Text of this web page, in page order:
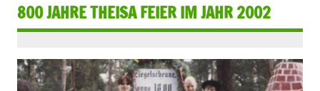
800 JAHRE THEISA FEIER IM JAHR 2002